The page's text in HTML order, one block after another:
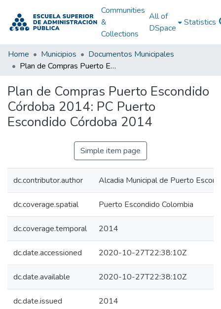
Communities
&
Collections
All of
DSpace
Statistics
Home Municipios
Documentos Municipales
Plan de Compras Puerto Escondido Córdoba 2014: PC Puerto Escondido Córdoba 2014
Plan de Compras Puerto Escondido
Córdoba 2014: PC Puerto
Escondido Córdoba 2014
Simple item page
dc.contributor.author Alcadia Municipal de Puerto
dc.coverage.spatial Puerto Escondido Colombia
dc.coverage.temporal 2014
dc.date.accessioned 2020-10-27T22:38:10Z
dc.date.available 2020-10-27T22:38:10Z
dc.date.issued 2014